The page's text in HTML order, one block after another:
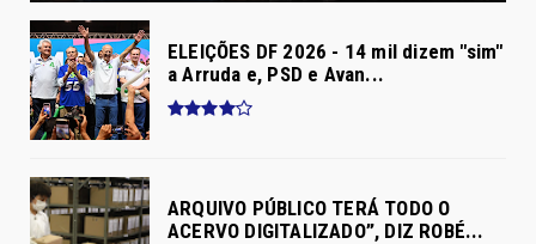
ELEIÇÕES DF 2026 - 14 mil dizem "sim"
a Arruda e, PSD e Avan...
ARQUIVO PÚBLICO TERÁ TODO O
ACERVO DIGITALIZADO”, DIZ ROBÉ...